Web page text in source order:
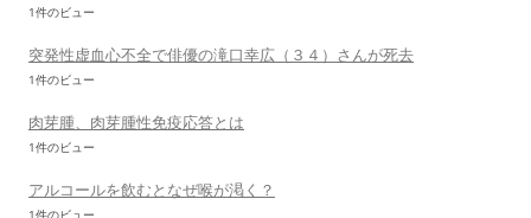
1件のビュー
突発性虚血心不全で俳優の滝口幸広（３４）さんが死去
1件のビュー
肉芽腫、肉芽腫性免疫応答とは
1件のビュー
アルコールを飲むとなぜ喉が渇く？
1件のビュー